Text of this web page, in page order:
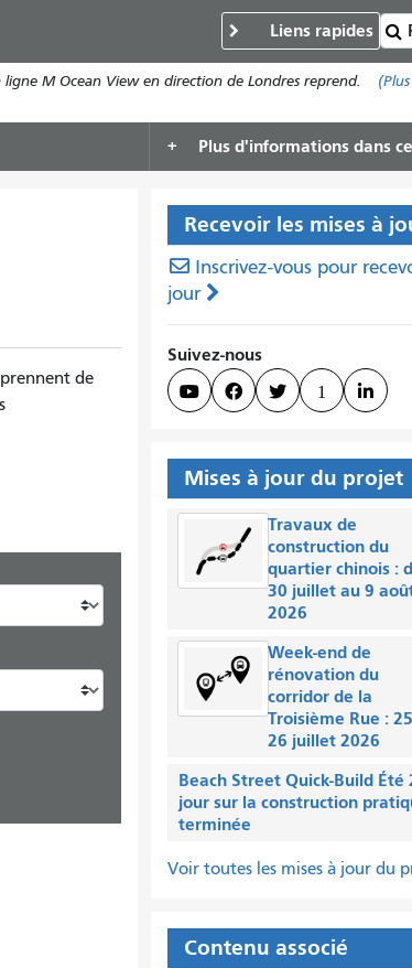
Liens rapides
ligne M Ocean View en direction de Londres reprend.
Plus d'informations dans
de
Recevoir les mises à
Inscrivez-vous pour
jour
Suivez-nous
   1 
Mises à jour du projet
Travaux de
construction du
quartier chinois :
30 juillet au 9
2026
Week-end de
rénovation du
corridor de la
Troisième Rue :
26 juillet 2026
Beach Street Quick-Build Été
jour sur la construction
terminée
Voir toutes les mises à jour du
Contenu associé